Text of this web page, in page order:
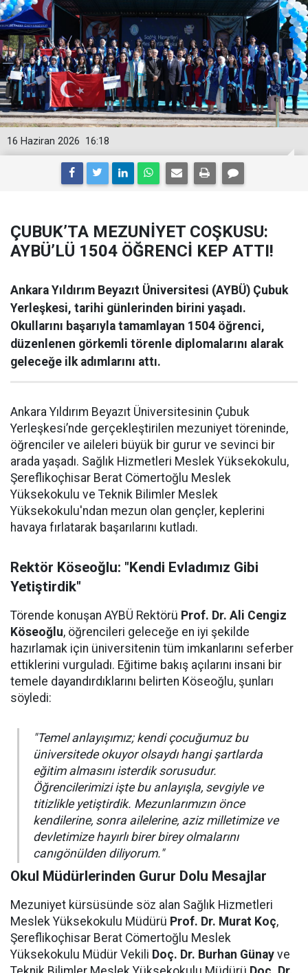
16:18
16 Haziran 2026
ÇUBUK’TA MEZUNİYET COŞKUSU:
AYBÜ’LÜ 1504 ÖĞRENCİ KEP ATTI!
Ankara Yıldırım Beyazıt Üniversitesi (AYBÜ) Çubuk
Yerleşkesi, tarihi günlerinden birini yaşadı.
Okullarını başarıyla tamamlayan 1504 öğrenci,
düzenlenen görkemli törenle diplomalarını alarak
geleceğe ilk adımlarını attı.
Ankara Yıldırım Beyazıt Üniversitesinin Çubuk
Yerleşkesi’nde gerçekleştirilen mezuniyet töreninde,
öğrenciler ve aileleri büyük bir gurur ve sevinci bir
arada yaşadı. Sağlık Hizmetleri Meslek Yüksekokulu,
Şereflikoçhisar Berat Cömertoğlu Meslek
Yüksekokulu ve Teknik Bilimler Meslek
Yüksekokulu'ndan mezun olan gençler, keplerini
havaya fırlatarak başarılarını kutladı.
Rektör Köseoğlu: "Kendi Evladımız Gibi
Yetiştirdik"
Törende konuşan AYBÜ Rektörü Prof. Dr. Ali Cengiz
Köseoğlu, öğrencileri geleceğe en iyi şekilde
hazırlamak için üniversitenin tüm imkanlarını seferber
ettiklerini vurguladı. Eğitime bakış açılarını insani bir
temele dayandırdıklarını belirten Köseoğlu, şunları
söyledi:
"Temel anlayışımız; kendi çocuğumuz bu
üniversitede okuyor olsaydı hangi şartlarda
eğitim almasını isterdik sorusudur.
Öğrencilerimizi işte bu anlayışla, sevgiyle ve
titizlikle yetiştirdik. Mezunlarımızın önce
kendilerine, sonra ailelerine, aziz milletimize ve
devletimize hayırlı birer birey olmalarını
canıgönülden diliyorum."
Okul Müdürlerinden Gurur Dolu Mesajlar
Mezuniyet kürsüsünde söz alan Sağlık Hizmetleri
Meslek Yüksekokulu Müdürü Prof. Dr. Murat Koç,
Şereflikoçhisar Berat Cömertoğlu Meslek
Yüksekokulu Müdür Vekili Doç. Dr. Burhan Günay ve